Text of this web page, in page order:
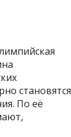
становятся
По её